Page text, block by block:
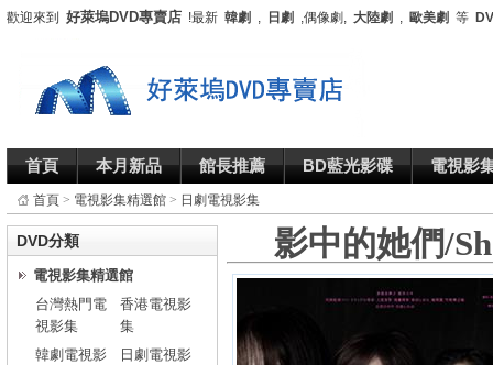
歡迎來到 好萊塢DVD專賣店 !最新 韓劇 , 日劇 ,偶像劇, 大陸劇 , 歐美劇 等
首頁 本月新品 館長推薦 BD藍光影碟 電視影
首頁 > 電視影集精選館 > 日劇電視影集
影中的她們/
DVD分類
電視影集精選館
台灣熱門電
視影集
香港電視影
集
韓劇電視影
日劇電視影